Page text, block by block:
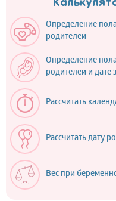
Определение
родителей
Определение
родителей и дате
Рассчитать
Рассчитать дату
Вес при